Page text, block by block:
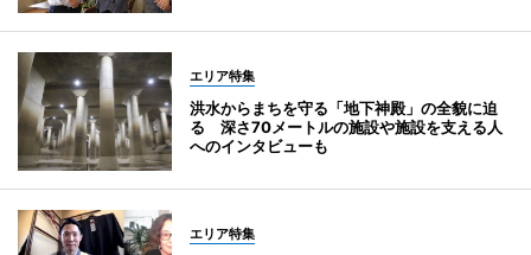
エリア特集
洪水からまちを守る「地下神殿」の全貌に迫
る 深さ70メートルの施設や施設を支える人
へのインタビューも
エリア特集